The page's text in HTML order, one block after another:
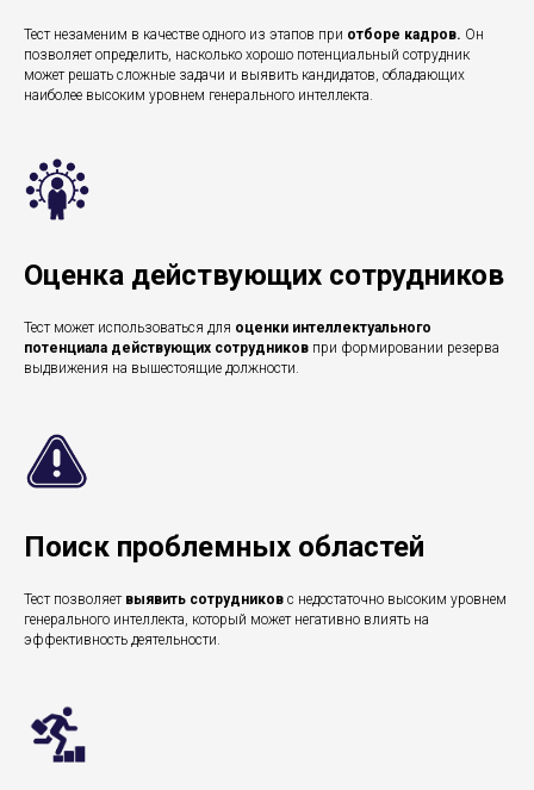
Тест незаменим в качестве одного из этапов при отборе кадров. Он
позволяет определить, насколько хорошо потенциальный сотрудник
может решать сложные задачи и выявить кандидатов, обладающих
наиболее высоким уровнем генерального интеллекта.
Оценка действующих сотрудников
Тест может использоваться для оценки интеллектуального
потенциала действующих сотрудников при формировании резерва
выдвижения на вышестоящие должности.
Поиск проблемных областей
Тест позволяет выявить сотрудников с недостаточно высоким уровнем
генерального интеллекта, который может негативно влиять на
эффективность деятельности.